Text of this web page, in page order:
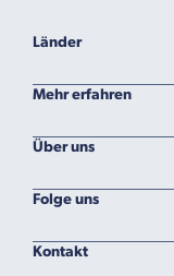
Länder
Mehr erfahren
Über uns
Folge uns
Kontakt